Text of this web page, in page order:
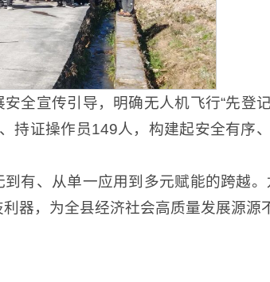
全宣传引导，明确无人机飞行“先登
持证操作员149人，构建起安全有序
有、从单一应用到多元赋能的跨越
器，为全县经济社会高质量发展源源